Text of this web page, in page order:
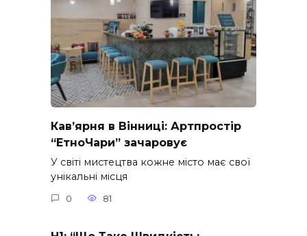
Кав’ярня в Вінниці: Артпростір
“ЕтноЧари” зачаровує
У світі мистецтва кожне місто має свої
унікальні місця
0 81